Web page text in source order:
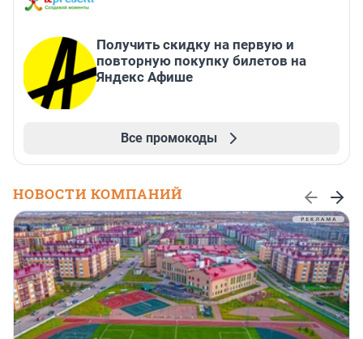
Получить скидку на первую и
повторную покупку билетов на
Яндекс Афише
Все промокоды
НОВОСТИ КОМПАНИЙ